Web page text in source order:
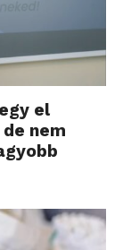
el
nem